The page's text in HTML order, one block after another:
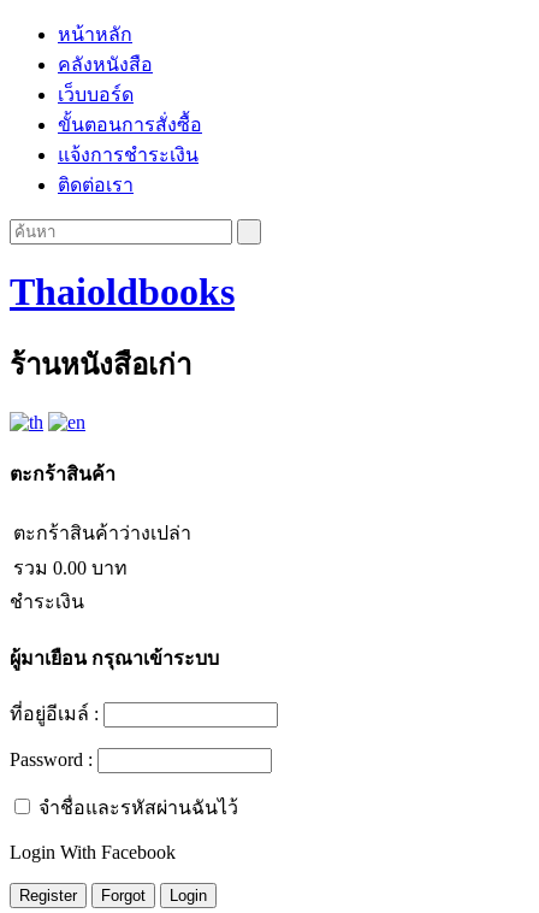
หน้าหลัก
คลังหนังสือ
เว็บบอร์ด
ขั้นตอนการสั่งซื้อ
แจ้งการชำระเงิน
ติดต่อเรา
Thaioldbooks
ร้านหนังสือเก่า
ตะกร้าสินค้า
ตะกร้าสินค้าว่างเปล่า
รวม 0.00 บาท
ชำระเงิน
ผู้มาเยือนกรุณาเข้าระบบ
ที่อยู่อีเมล์ :
Password :
จำชื่อและรหัสผ่านฉันไว้
Login With Facebook